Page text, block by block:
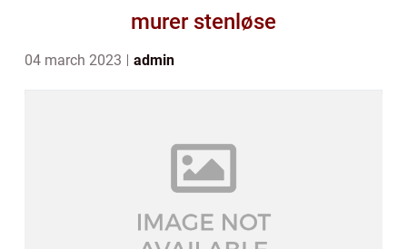
murer stenløse
04 march 2023 admin